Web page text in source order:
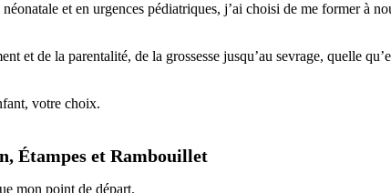
et en urgences pédiatriques, j’ai choisi de me former à
et de la parentalité, de la grossesse jusqu’au sevrage, quelle
votre choix.
Étampes et Rambouillet
mon point de départ.